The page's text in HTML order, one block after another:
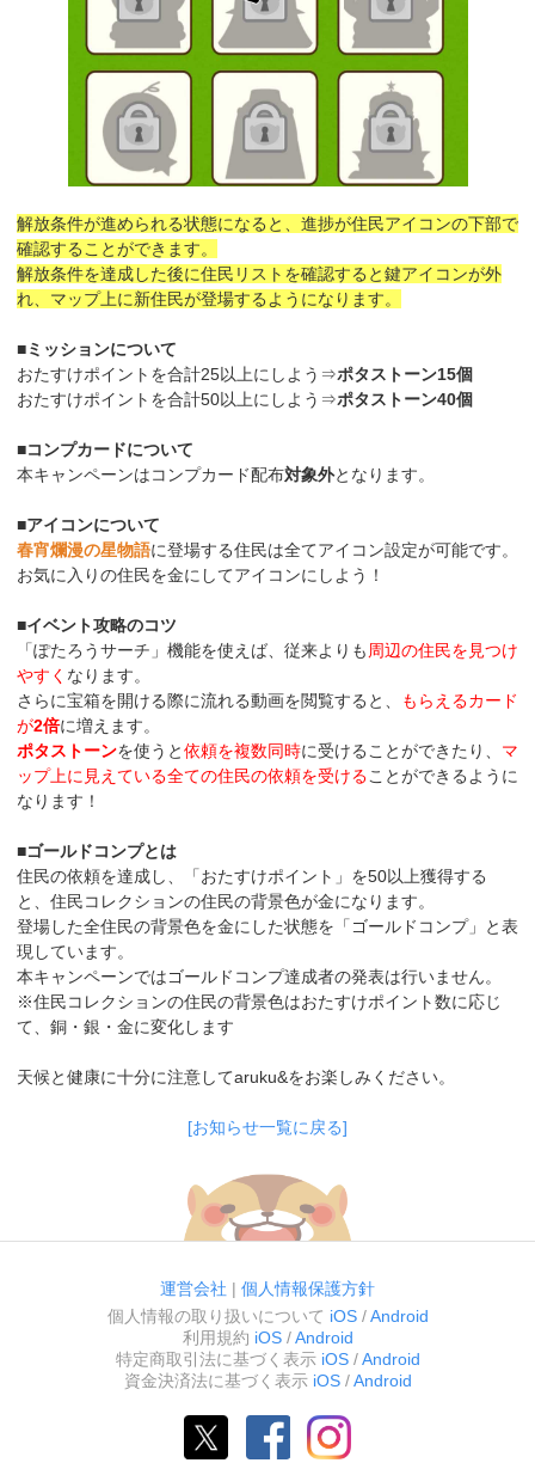
解放条件が進められる状態になると、進捗が住民アイコンの下部で
確認することができます。
解放条件を達成した後に住民リストを確認すると鍵アイコンが外
れ、マップ上に新住民が登場するようになります。
■ミッションについて
おたすけポイントを合計25以上にしよう⇒ポタストーン15個
おたすけポイントを合計50以上にしよう⇒ポタストーン40個
■コンプカードについて
本キャンペーンはコンプカード配布対象外となります。
■アイコンについて
春宵爛漫の星物語に登場する住民は全てアイコン設定が可能です。
お気に入りの住民を金にしてアイコンにしよう！
■イベント攻略のコツ
「ぽたろうサーチ」機能を使えば、従来よりも 周辺の住民を見つけ
やすく なります。
さらに宝箱を開ける際に流れる動画を閲覧すると、
もらえるカード
が2倍に増えます。
ポタストーンを使うと依頼を複数同時に受けることができたり、 マ
ップ上に見えている全ての住民の依頼を受けることができるように
なります！
■ゴールドコンプとは
住民の依頼を達成し、「おたすけポイント」を50以上獲得する
と、住民コレクションの住民の背景色が金になります。
登場した全住民の背景色を金にした状態を「ゴールドコンプ」と表
現しています。
本キャンペーンではゴールドコンプ達成者の発表は行いません。
※住民コレクションの住民の背景色はおたすけポイント数に応じ
て、銅・銀・金に変化します
天候と健康に十分に注意してaruku&をお楽しみください。
[お知らせ一覧に戻る]
運営会社 | 個人情報保護方針
個人情報の取り扱いについて iOS/Android
利用規約 iOS/Android
特定商取引法に基づく表示 iOS/Android
資金決済法に基づく表示 iOS/Android